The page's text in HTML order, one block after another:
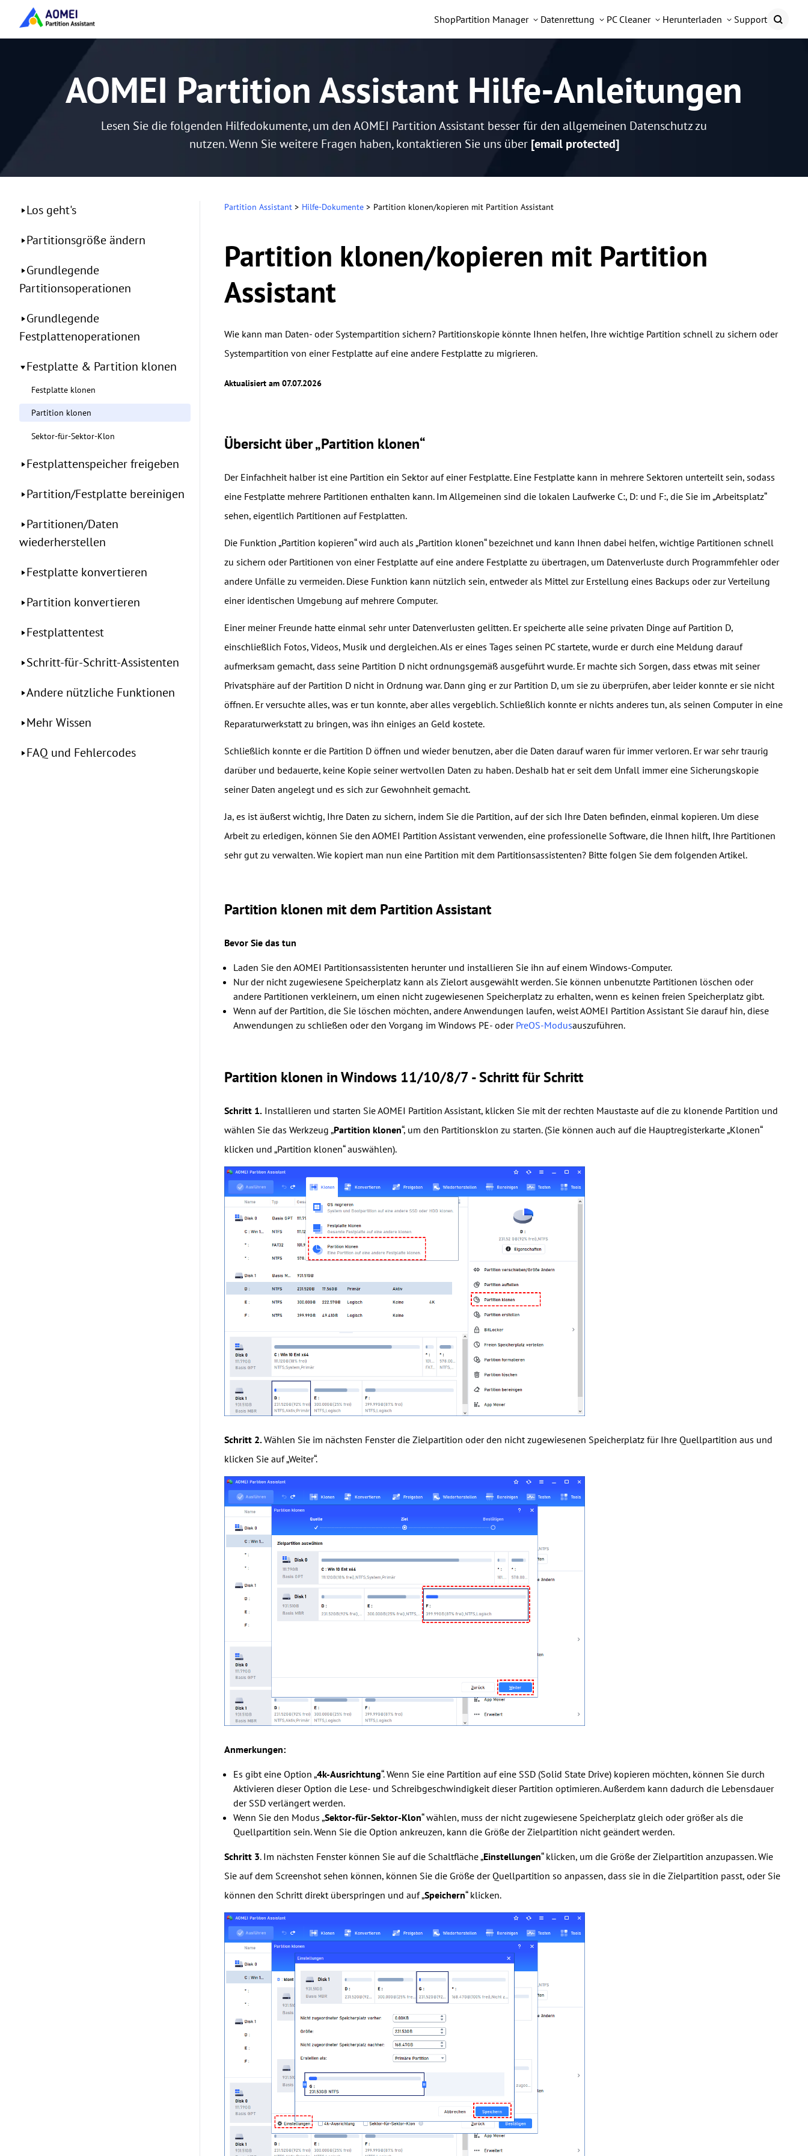
ShopPartition Manager Datenrettung PC Cleaner Herunterladen Support
AOMEI Partition Assistant Hilfe-Anleitungen
Lesen Sie die folgenden Hilfedokumente, um den AOMEI Partition Assistant besser für den allgemeinen Datenschutz zu
nutzen. Wenn Sie weitere Fragen haben, kontaktieren Sie uns über [email protected]
Los geht's
Partitionsgröße ändern
Grundlegende
Partitionsoperationen
Grundlegende
Festplattenoperationen
Festplatte & Partition klonen
Festplatte klonen
Partition klonen
Sektor-für-Sektor-Klon
Festplattenspeicher freigeben
Partition/Festplatte bereinigen
Partitionen/Daten
wiederherstellen
Festplatte konvertieren
Partition konvertieren
Festplattentest
Schritt-für-Schritt-Assistenten
Andere nützliche Funktionen
Mehr Wissen
FAQ und Fehlercodes
Partition Assistant > Hilfe-Dokumente > Partition klonen/kopieren mit Partition Assistant
Partition klonen/kopieren mit Partition
Assistant
Wie kann man Daten- oder Systempartition sichern? Partitionskopie könnte Ihnen helfen, Ihre wichtige Partition schnell zu sichern oder
Systempartition von einer Festplatte auf eine andere Festplatte zu migrieren.
Aktualisiert am 07.07.2026
Übersicht über „Partition klonen“
Der Einfachheit halber ist eine Partition ein Sektor auf einer Festplatte. Eine Festplatte kann in mehrere Sektoren unterteilt sein, sodass
eine Festplatte mehrere Partitionen enthalten kann. Im Allgemeinen sind die lokalen Laufwerke C:, D: und F:, die Sie im „Arbeitsplatz“
sehen, eigentlich Partitionen auf Festplatten.
Die Funktion „Partition kopieren“ wird auch als „Partition klonen“ bezeichnet und kann Ihnen dabei helfen, wichtige Partitionen schnell
zu sichern oder Partitionen von einer Festplatte auf eine andere Festplatte zu übertragen, um Datenverluste durch Programmfehler oder
andere Unfälle zu vermeiden. Diese Funktion kann nützlich sein, entweder als Mittel zur Erstellung eines Backups oder zur Verteilung
einer identischen Umgebung auf mehrere Computer.
Einer meiner Freunde hatte einmal sehr unter Datenverlusten gelitten. Er speicherte alle seine privaten Dinge auf Partition D,
einschließlich Fotos, Videos, Musik und dergleichen. Als er eines Tages seinen PC startete, wurde er durch eine Meldung darauf
aufmerksam gemacht, dass seine Partition D nicht ordnungsgemäß ausgeführt wurde. Er machte sich Sorgen, dass etwas mit seiner
Privatsphäre auf der Partition D nicht in Ordnung war. Dann ging er zur Partition D, um sie zu überprüfen, aber leider konnte er sie nicht
öffnen. Er versuchte alles, was er tun konnte, aber alles vergeblich. Schließlich konnte er nichts anderes tun, als seinen Computer in eine
Reparaturwerkstatt zu bringen, was ihn einiges an Geld kostete.
Schließlich konnte er die Partition D öffnen und wieder benutzen, aber die Daten darauf waren für immer verloren. Er war sehr traurig
darüber und bedauerte, keine Kopie seiner wertvollen Daten zu haben. Deshalb hat er seit dem Unfall immer eine Sicherungskopie
seiner Daten angelegt und es sich zur Gewohnheit gemacht.
Ja, es ist äußerst wichtig, Ihre Daten zu sichern, indem Sie die Partition, auf der sich Ihre Daten befinden, einmal kopieren. Um diese
Arbeit zu erledigen, können Sie den AOMEI Partition Assistant verwenden, eine professionelle Software, die Ihnen hilft, Ihre Partitionen
sehr gut zu verwalten. Wie kopiert man nun eine Partition mit dem Partitionsassistenten? Bitte folgen Sie dem folgenden Artikel.
Partition klonen mit dem Partition Assistant
Bevor Sie das tun
Laden Sie den AOMEI Partitionsassistenten herunter und installieren Sie ihn auf einem Windows-Computer.
Nur der nicht zugewiesene Speicherplatz kann als Zielort ausgewählt werden. Sie können unbenutzte Partitionen löschen oder
andere Partitionen verkleinern, um einen nicht zugewiesenen Speicherplatz zu erhalten, wenn es keinen freien Speicherplatz gibt.
Wenn auf der Partition, die Sie löschen möchten, andere Anwendungen laufen, weist AOMEI Partition Assistant Sie darauf hin, diese
Anwendungen zu schließen oder den Vorgang im Windows PE- oder PreOS-Modusauszuführen.
Partition klonen in Windows 11/10/8/7 - Schritt für Schritt
Schritt 1. Installieren und starten Sie AOMEI Partition Assistant, klicken Sie mit der rechten Maustaste auf die zu klonende Partition und
wählen Sie das Werkzeug „Partition klonen“, um den Partitionsklon zu starten. (Sie können auch auf die Hauptregisterkarte „Klonen“
klicken und „Partition klonen“ auswählen).
Schritt 2.Wählen Sie im nächsten Fenster die Zielpartition oder den nicht zugewiesenen Speicherplatz für Ihre Quellpartition aus und
klicken Sie auf „Weiter“.
Anmerkungen:
Es gibt eine Option „4k-Ausrichtung“. Wenn Sie eine Partition auf eine SSD (Solid State Drive) kopieren möchten, können Sie durch
Aktivieren dieser Option die Lese- und Schreibgeschwindigkeit dieser Partition optimieren. Außerdem kann dadurch die Lebensdauer
der SSD verlängert werden.
Wenn Sie den Modus „Sektor-für-Sektor-Klon“ wählen, muss der nicht zugewiesene Speicherplatz gleich oder größer als die
Quellpartition sein. Wenn Sie die Option ankreuzen, kann die Größe der Zielpartition nicht geändert werden.
Schritt 3. Im nächsten Fenster können Sie auf die Schaltfläche „Einstellungen“ klicken, um die Größe der Zielpartition anzupassen. Wie
Sie auf dem Screenshot sehen können, können Sie die Größe der Quellpartition so anpassen, dass sie in die Zielpartition passt, oder Sie
können den Schritt direkt überspringen und auf „Speichern“ klicken.